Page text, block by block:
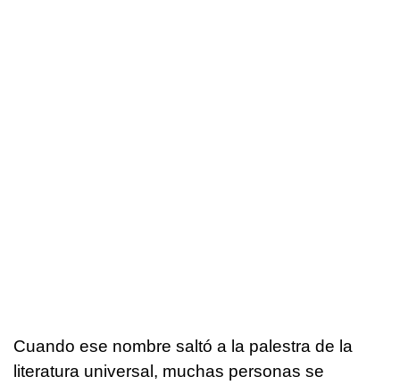
Cuando ese nombre saltó a la palestra de la
literatura universal, muchas personas se